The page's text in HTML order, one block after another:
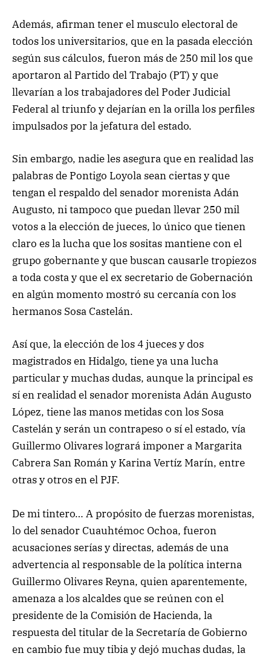
Además, afirman tener el musculo electoral de
todos los universitarios, que en la pasada elección
según sus cálculos, fueron más de 250 mil los que
aportaron al Partido del Trabajo (PT) y que
llevarían a los trabajadores del Poder Judicial
Federal al triunfo y dejarían en la orilla los perfiles
impulsados por la jefatura del estado.
Sin embargo, nadie les asegura que en realidad las
palabras de Pontigo Loyola sean ciertas y que
tengan el respaldo del senador morenista Adán
Augusto, ni tampoco que puedan llevar 250 mil
votos a la elección de jueces, lo único que tienen
claro es la lucha que los sositas mantiene con el
grupo gobernante y que buscan causarle tropiezos
a toda costa y que el ex secretario de Gobernación
en algún momento mostró su cercanía con los
hermanos Sosa Castelán.
Así que, la elección de los 4 jueces y dos
magistrados en Hidalgo, tiene ya una lucha
particular y muchas dudas, aunque la principal es
sí en realidad el senador morenista Adán Augusto
López, tiene las manos metidas con los Sosa
Castelán y serán un contrapeso o sí el estado, vía
Guillermo Olivares logrará imponer a Margarita
Cabrera San Román y Karina Vertíz Marín, entre
otras y otros en el PJF.
De mi tintero… A propósito de fuerzas morenistas,
lo del senador Cuauhtémoc Ochoa, fueron
acusaciones serías y directas, además de una
advertencia al responsable de la política interna
Guillermo Olivares Reyna, quien aparentemente,
amenaza a los alcaldes que se reúnen con el
presidente de la Comisión de Hacienda, la
respuesta del titular de la Secretaría de Gobierno
en cambio fue muy tibia y dejó muchas dudas, la